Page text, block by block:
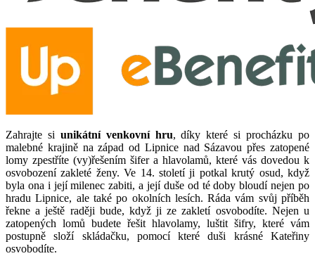
Zahrajte si unikátní venkovní hru, díky které si procházku po
malebné krajině na západ od Lipnice nad Sázavou přes zatopené
lomy zpestříte (vy)řešením šifer a hlavolamů, které vás dovedou k
osvobození zakleté ženy. Ve 14. století ji potkal krutý osud, když
byla ona i její milenec zabiti, a její duše od té doby bloudí nejen po
hradu Lipnice, ale také po okolních lesích. Ráda vám svůj příběh
řekne a ještě raději bude, když ji ze zakletí osvobodíte. Nejen u
zatopených lomů budete řešit hlavolamy, luštit šifry, které vám
postupně složí skládačku, pomocí které duši krásné Kateřiny
osvobodíte.